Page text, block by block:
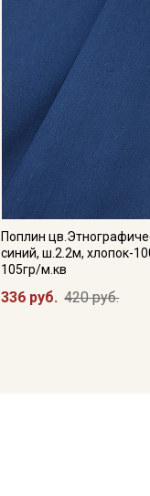
Поплин
синий, ш.2.2м, хлопок-
105гр/м.кв
336 руб. 420 руб.